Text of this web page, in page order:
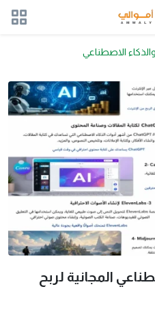
الاصطناعي
المجانية لربح